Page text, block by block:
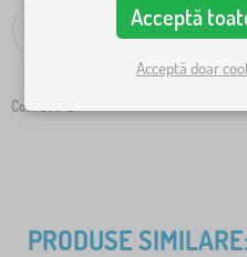
Cod:
PRODUSE SIMILARE:
Acceptă
Acceptă doar